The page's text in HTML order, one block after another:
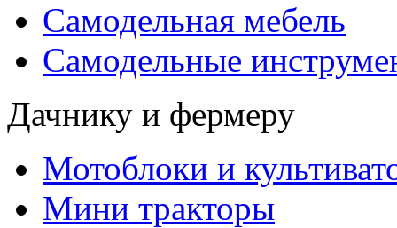
Самодельная мебель
Самодельные
Дачнику и фермеру
Мотоблоки и
Мини тракторы